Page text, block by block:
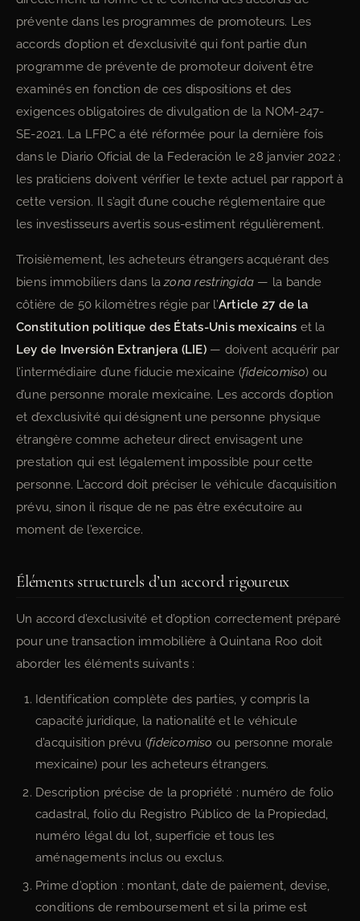
prévente dans les programmes de promoteurs. Les
accords d’option et d’exclusivité qui font partie d’un
programme de prévente de promoteur doivent être
examinés en fonction de ces dispositions et des
exigences obligatoires de divulgation de la NOM-247-
SE-2021. La LFPC a été réformée pour la dernière fois
dans le Diario Oficial de la Federación le 28 janvier 2022 ;
les praticiens doivent vérifier le texte actuel par rapport à
cette version. Il s’agit d’une couche réglementaire que
les investisseurs avertis sous-estiment régulièrement.
Troisièmement, les acheteurs étrangers acquérant des
biens immobiliers dans lazona restringida — la bande
côtière de 50 kilomètres régie par l’Article 27 de la
Constitution politique des États-Unis mexicains et la
Ley de Inversión Extranjera (LIE)— doivent acquérir par
l’intermédiaire d’une fiducie mexicaine (fideicomiso) ou
d’une personne morale mexicaine. Les accords d’option
et d’exclusivité qui désignent une personne physique
étrangère comme acheteur direct envisagent une
prestation qui est légalement impossible pour cette
personne. L’accord doit préciser le véhicule d’acquisition
prévu, sinon il risque de ne pas être exécutoire au
moment de l’exercice.
Éléments structurels d’un accord rigoureux
Un accord d’exclusivité et d’option correctement préparé
pour une transaction immobilière à Quintana Roo doit
aborder les éléments suivants :
Identification complète des parties, y compris la
capacité juridique, la nationalité et le véhicule
d’acquisition prévu (fideicomiso ou personne morale
mexicaine) pour les acheteurs étrangers.
Description précise de la propriété : numéro de folio
cadastral, folio du Registro Público de la Propiedad,
numéro légal du lot, superficie et tous les
aménagements inclus ou exclus.
Prime d’option : montant, date de paiement, devise,
conditions de remboursement et si la prime est